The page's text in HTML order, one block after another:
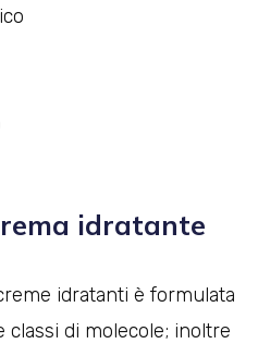
idratante
idratanti è formulata
di molecole; inoltre